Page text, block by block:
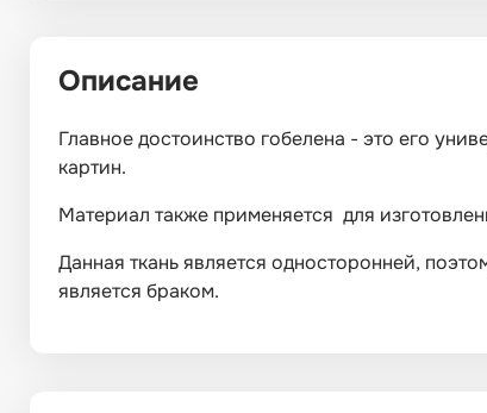
Описание
Главное достоинство гобелена - это его
картин.
Материал также применяется для
Данная ткань является односторонней,
является браком.